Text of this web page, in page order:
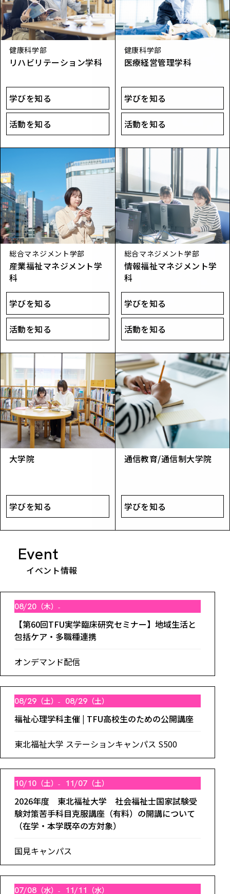
健康科学部
リハビリテーション学科
学びを知る
活動を知る
健康科学部
医療​経営​管理学​科
学びを知る
活動を知る
総合マネジメント学部
産業福祉マネジメント学
科
学びを知る
活動を知る
総合マネジメント学部
情報福祉マネジメント学
科
学びを知る
活動を知る
大学院
学びを知る
通信​教育/​通信制​大学院​
学びを知る
Event
イベント情報
08/20 （木）
【第60回TFU実学臨床研究セミナー】地域生活と
包括ケア・多職種連携
オンデマンド配信
08/29 （土） 08/29 （土）
福祉心理学科主催 | TFU高校生のための公開講座
東北福祉大学 ステーションキャンパス S500
10/10 （土） 11/07 （土）
2026年度 東北福祉大学 社会福祉士国家試験受
験対策苦手科目克服講座（有料）の開講について
（在学・本学既卒の方対象）
国見キャンパス
07/08 （水） 11/11 （水）